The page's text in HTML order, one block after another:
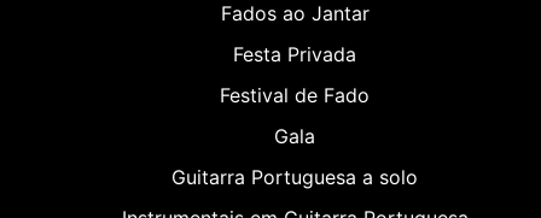
Fados ao Jantar
Festa Privada
Festival de Fado
Gala
Guitarra Portuguesa a solo